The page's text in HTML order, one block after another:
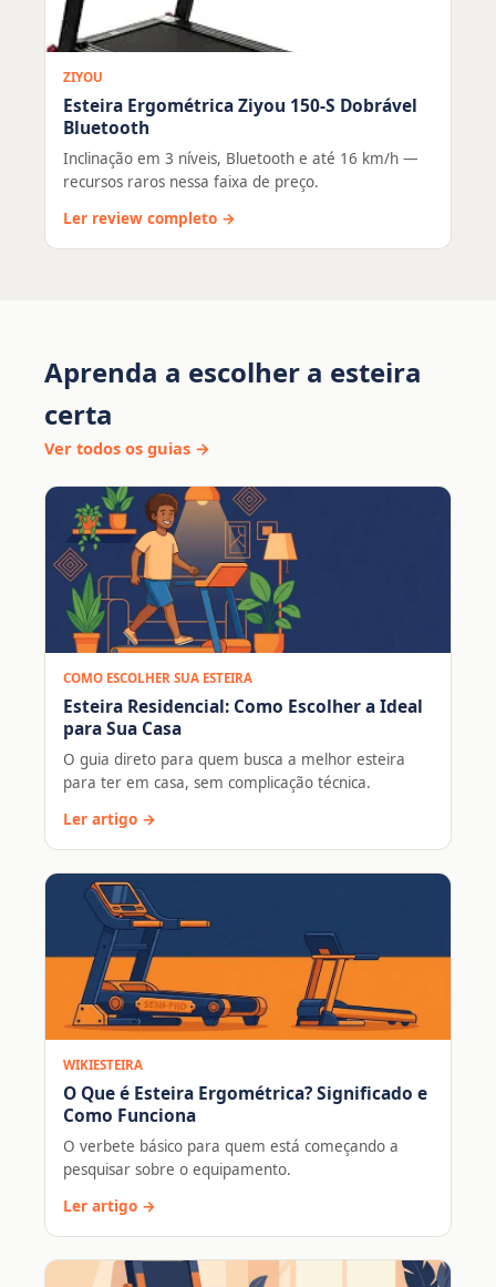
ZIYOU
Esteira Ergométrica Ziyou 150-S Dobrável
Bluetooth
Inclinação em 3 níveis, Bluetooth e até 16 km/h —
recursos raros nessa faixa de preço.
Ler review completo →
Aprenda a escolher a esteira
certa
Ver todos os guias →
COMO ESCOLHER SUA ESTEIRA
Esteira Residencial: Como Escolher a Ideal
para Sua Casa
O guia direto para quem busca a melhor esteira
para ter em casa, sem complicação técnica.
Ler artigo →
WIKIESTEIRA
O Que é Esteira Ergométrica? Significado e
Como Funciona
O verbete básico para quem está começando a
pesquisar sobre o equipamento.
Ler artigo →